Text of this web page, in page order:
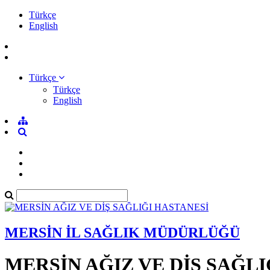
Türkçe
English
Türkçe
Türkçe
English
MERSİN İL SAĞLIK MÜDÜRLÜĞÜ
MERSİN AĞIZ VE DİŞ